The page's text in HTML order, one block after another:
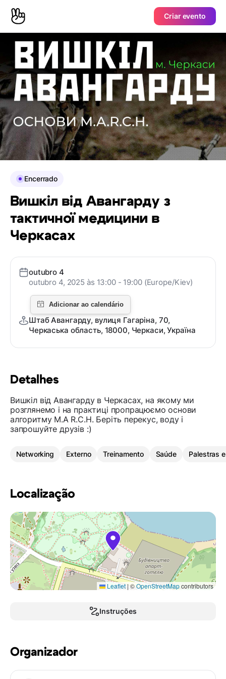
Criar evento
Detalhes
Вишкіл від Авангарду в Черкасах, на якому ми
розглянемо і на практиці пропрацюємо основи
алгоритму M.A R.C.H. Беріть перекус, воду і
запрошуйте друзів :)
Networking Externo Treinamento Saúde Palestras
Localização
Leaflet |©OpenStreetMapcontributors
Instruções
Organizador
Encerrado
Вишкіл від Авангарду з
тактичної медицини в
Черкасах
outubro 4
outubro 4, 2025 às 13:00 - 19:00 (Europe/Kiev)
Штаб Авангарду, вулиця Гагаріна, 70,
Черкаська область, 18000, Черкаси, Україна